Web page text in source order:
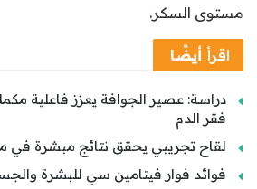
مستوى السكر.
اقرأ أيضًا
دراسة: عصير الجوافة يعزز فاعلية
فقر الدم
لقاح تجريبي يحقق نتائج مبشرة في
فوائد فوار فيتامين سي للبشرة